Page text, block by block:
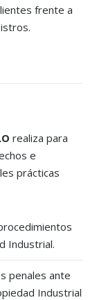
frente a
realiza para
e
prácticas
Industrial.
penales ante
Industrial